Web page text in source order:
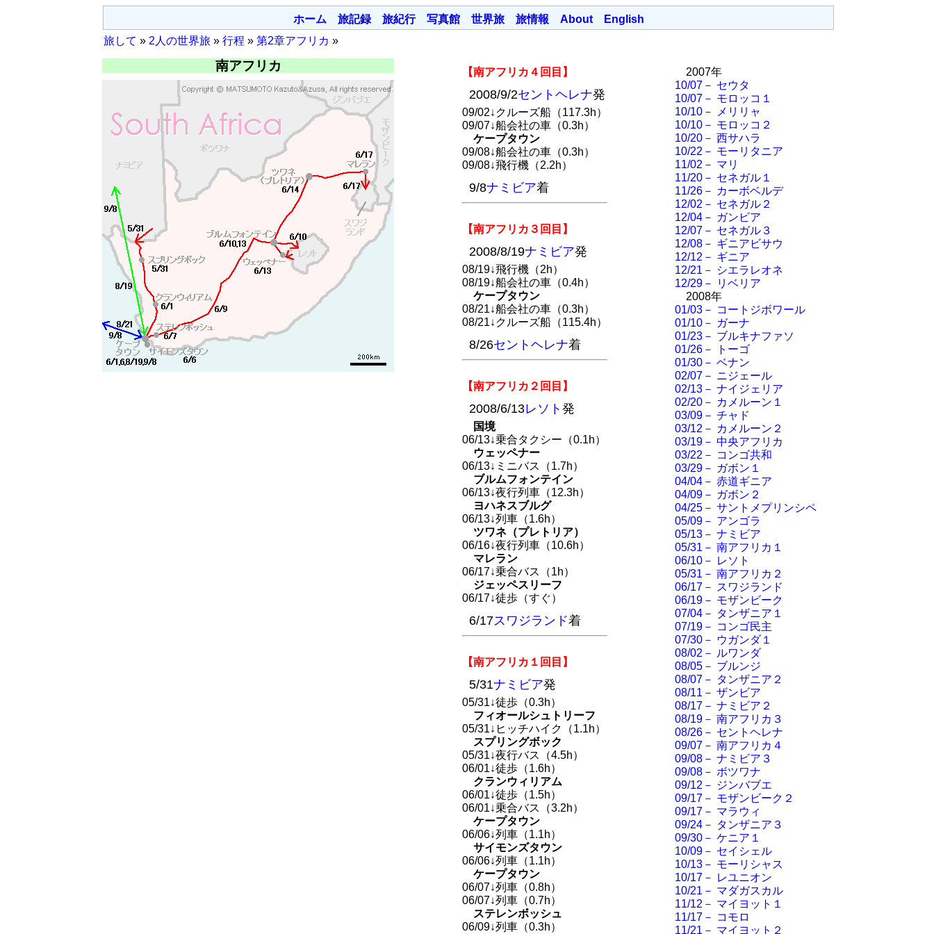
ホーム 旅記録 旅紀行 写真館 世界旅 旅情報 About
English
旅して » 2人の世界旅 » 行程 » 第2章アフリカ »
南アフリカ 【南アフリカ４回目】
2008/9/2セントヘレナ発
09/02↓クルーズ船（117.3h）
09/07↓船会社の車（0.3h）
ケープタウン
09/08↓船会社の車（0.3h）
09/08↓飛行機（2.2h）
9/8ナミビア着
【南アフリカ３回目】
2008/8/19ナミビア発
08/19↓飛行機（2h）
08/19↓船会社の車（0.4h）
ケープタウン
08/21↓船会社の車（0.3h）
08/21↓クルーズ船（115.4h）
8/26セントヘレナ着
【南アフリカ２回目】
2008/6/13レソト 発
国境
06/13↓乗合タクシー（0.1h）
ウェッペナー
06/13↓ミニバス（1.7h）
ブルムフォンテイン
06/13↓夜行列車（12.3h）
ヨハネスブルグ
06/13↓列車（1.6h）
ツワネ（プレトリア）
06/16↓夜行列車（10.6h）
マレラン
06/17↓乗合バス（1h）
ジェッペスリーフ
06/17↓徒歩（すぐ）
6/17スワジランド着
【南アフリカ１回目】
5/31ナミビア発
05/31↓徒歩（0.3h）
フィオールシュトリーフ
05/31↓ヒッチハイク（1.1h）
スプリングボック
05/31↓夜行バス（4.5h）
06/01↓徒歩（1.6h）
クランウィリアム
06/01↓徒歩（1.5h）
06/01↓乗合バス（3.2h）
ケープタウン
06/06↓列車（1.1h）
サイモンズタウン
06/06↓列車（1.1h）
ケープタウン
06/07↓列車（0.8h）
06/07↓列車（0.7h）
ステレンボッシュ
06/09↓列車（0.3h）
2007年
10/07－ セウタ
10/07－ モロッコ１
10/10－ メリリャ
10/10－ モロッコ２
10/20－ 西サハラ
10/22－ モーリタニア
11/02－ マリ
11/20－ セネガル１
11/26－ カーボベルデ
12/02－ セネガル２
12/04－ ガンビア
12/07－ セネガル３
12/08－ ギニアビサウ
12/12－ ギニア
12/21－ シエラレオネ
12/29－ リベリア
2008年
01/03－ コートジボワール
01/10－ ガーナ
01/23－ ブルキナファソ
01/26－ トーゴ
01/30－ ベナン
02/07－ ニジェール
02/13－ ナイジェリア
02/20－ カメルーン１
03/09－ チャド
03/12－ カメルーン２
03/19－ 中央アフリカ
03/22－ コンゴ共和
03/29－ ガボン１
04/04－ 赤道ギニア
04/09－ ガボン２
04/25－ サントメプリンシペ
05/09－ アンゴラ
05/13－ ナミビア
05/31－ 南アフリカ１
06/10－ レソト
05/31－ 南アフリカ２
06/17－ スワジランド
06/19－ モザンビーク
07/04－ タンザニア１
07/19－ コンゴ民主
07/30－ ウガンダ１
08/02－ ルワンダ
08/05－ ブルンジ
08/07－ タンザニア２
08/11－ ザンビア
08/17－ ナミビア２
08/19－ 南アフリカ３
08/26－ セントヘレナ
09/07－ 南アフリカ４
09/08－ ナミビア３
09/08－ ボツワナ
09/12－ ジンバブエ
09/17－ モザンビーク２
09/17－ マラウィ
09/24－ タンザニア３
09/30－ ケニア１
10/09－ セイシェル
10/13－ モーリシャス
10/17－ レユニオン
10/21－ マダガスカル
11/12－ マイヨット１
11/17－ コモロ
11/21－ マイヨット２